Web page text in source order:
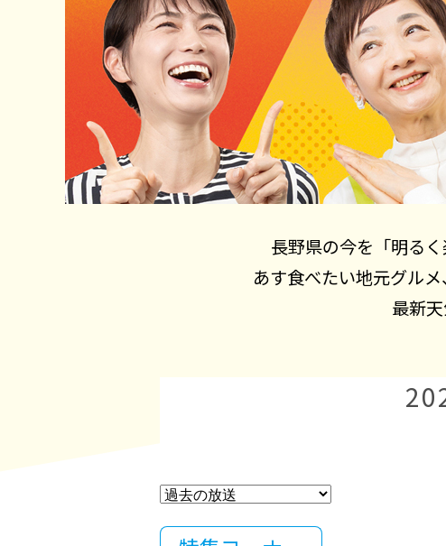
長野県の今を「明る
あす食べたい地元グル
最新